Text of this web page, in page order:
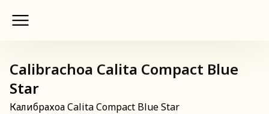
Calibrachoa Calita Compact Blue
Star
Калибрахоа Calita Compact Blue Star